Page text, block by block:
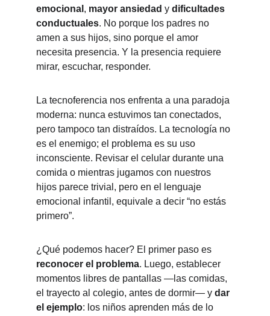
emocional , mayor ansiedad y dificultades
conductuales. No porque los padres no
amen a sus hijos, sino porque el amor
necesita presencia. Y la presencia requiere
mirar, escuchar, responder.
La tecnoferencia nos enfrenta a una paradoja
moderna: nunca estuvimos tan conectados,
pero tampoco tan distraídos. La tecnología no
es el enemigo; el problema es su uso
inconsciente. Revisar el celular durante una
comida o mientras jugamos con nuestros
hijos parece trivial, pero en el lenguaje
emocional infantil, equivale a decir “no estás
primero”.
¿Qué podemos hacer? El primer paso es
reconocer el problema. Luego, establecer
momentos libres de pantallas —las comidas,
el trayecto al colegio, antes de dormir— y dar
el ejemplo: los niños aprenden más de lo